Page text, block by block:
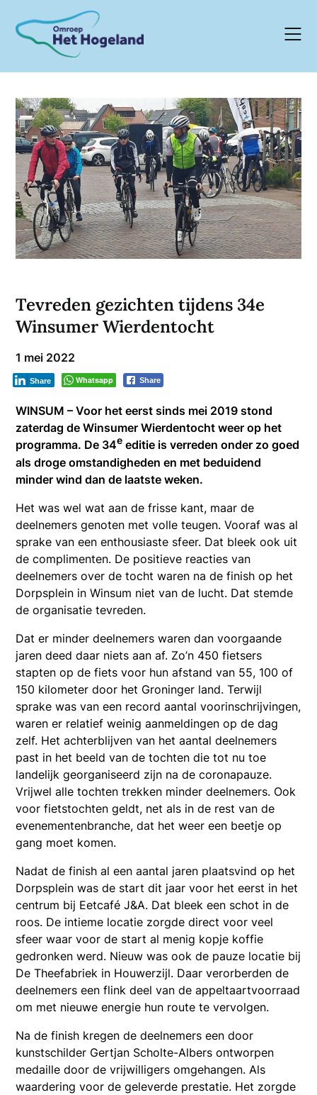
content
Tevreden gezichten tijdens 34e
Winsumer Wierdentocht
1 mei 2022
Whatsapp Share
Share
WINSUM – Voor het eerst sinds mei 2019 stond
zaterdag de Winsumer Wierdentocht weer op het
programma. De 34e editie is verreden onder zo goed
als droge omstandigheden en met beduidend
minder wind dan de laatste weken.
Het was wel wat aan de frisse kant, maar de
deelnemers genoten met volle teugen. Vooraf was al
sprake van een enthousiaste sfeer. Dat bleek ook uit
de complimenten. De positieve reacties van
deelnemers over de tocht waren na de finish op het
Dorpsplein in Winsum niet van de lucht. Dat stemde
de organisatie tevreden.
Dat er minder deelnemers waren dan voorgaande
jaren deed daar niets aan af. Zo’n 450 fietsers
stapten op de fiets voor hun afstand van 55, 100 of
150 kilometer door het Groninger land. Terwijl
sprake was van een record aantal voorinschrijvingen,
waren er relatief weinig aanmeldingen op de dag
zelf. Het achterblijven van het aantal deelnemers
past in het beeld van de tochten die tot nu toe
landelijk georganiseerd zijn na de coronapauze.
Vrijwel alle tochten trekken minder deelnemers. Ook
voor fietstochten geldt, net als in de rest van de
evenementenbranche, dat het weer een beetje op
gang moet komen.
Nadat de finish al een aantal jaren plaatsvind op het
Dorpsplein was de start dit jaar voor het eerst in het
centrum bij Eetcafé J&A. Dat bleek een schot in de
roos. De intieme locatie zorgde direct voor veel
sfeer waar voor de start al menig kopje koffie
gedronken werd. Nieuw was ook de pauze locatie bij
De Theefabriek in Houwerzijl. Daar verorberden de
deelnemers een flink deel van de appeltaartvoorraad
om met nieuwe energie hun route te vervolgen.
Na de finish kregen de deelnemers een door
kunstschilder Gertjan Scholte-Albers ontworpen
medaille door de vrijwilligers omgehangen. Als
waardering voor de geleverde prestatie. Het zorgde